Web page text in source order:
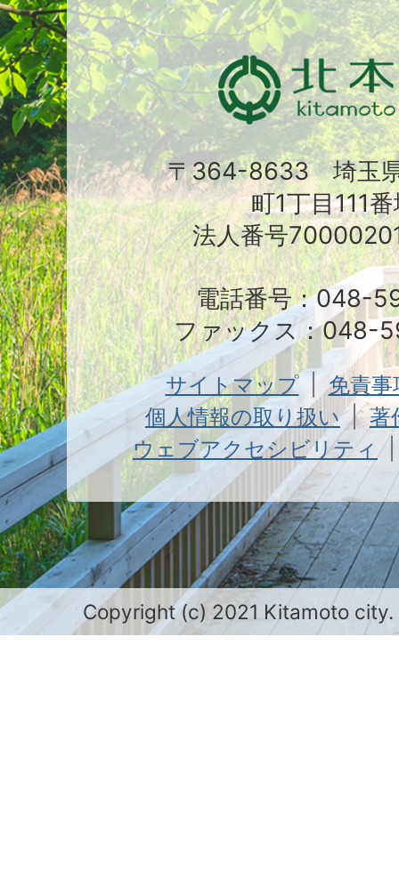
〒364-8633 埼玉
町1丁目111
法人番号
電話番号：048-
ファックス：048-
サイトマップ
免責
個人情報の取り扱い
著
ウェブアクセシビリティ
Copyright (c) 2021 Kitamoto city.